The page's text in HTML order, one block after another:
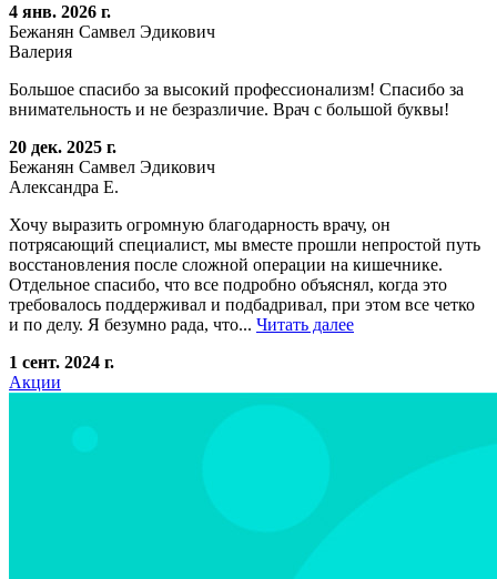
4 янв. 2026 г.
Бежанян Самвел Эдикович
Валерия
Большое спасибо за высокий профессионализм! Спасибо за
внимательность и не безразличие. Врач с большой буквы!
20 дек. 2025 г.
Бежанян Самвел Эдикович
Александра Е.
Хочу выразить огромную благодарность врачу, он
потрясающий специалист, мы вместе прошли непростой путь
восстановления после сложной операции на кишечнике.
Отдельное спасибо, что все подробно объяснял, когда это
требовалось поддерживал и подбадривал, при этом все четко
и по делу. Я безумно рада, что... Читать далее
1 сент. 2024 г.
Акции